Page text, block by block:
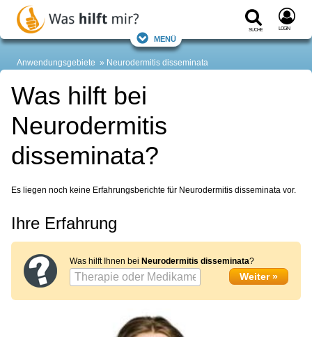
Suche Login
Menü
Anwendungsgebiete Neurodermitis disseminata
Was hilft bei
Neurodermitis
disseminata?
Es liegen noch keine Erfahrungsberichte für Neurodermitis disseminata vor.
Ihre Erfahrung
Was hilft Ihnen bei Neurodermitis disseminata?